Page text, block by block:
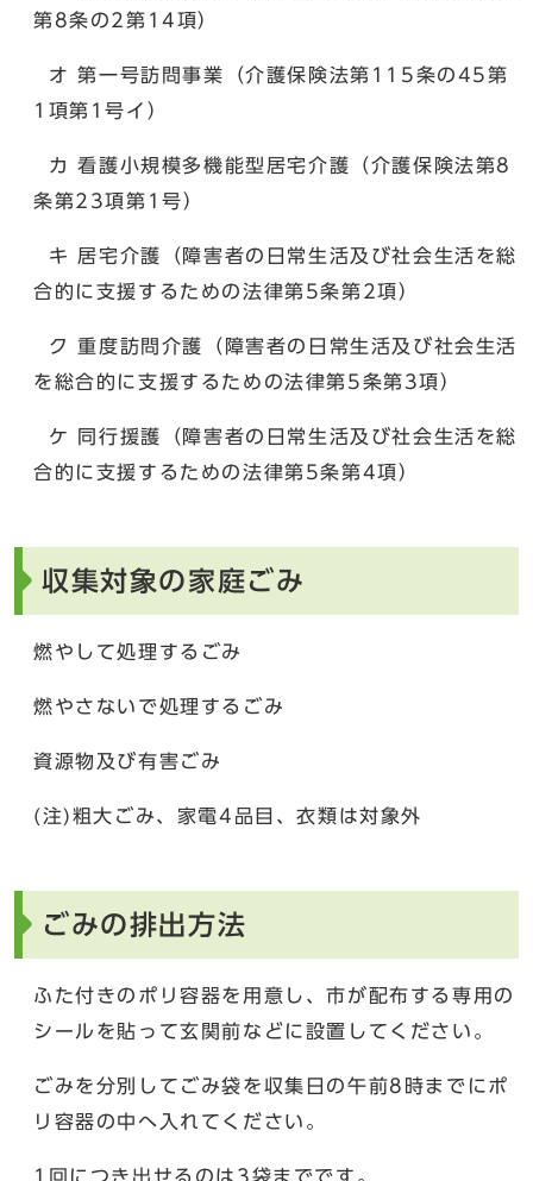
第8条の2第14項）
オ 第一号訪問事業（介護保険法第115条の45第
1項第1号イ）
カ 看護小規模多機能型居宅介護（介護保険法第8
条第23項第1号）
キ 居宅介護（障害者の日常生活及び社会生活を総
合的に支援するための法律第5条第2項）
ク 重度訪問介護（障害者の日常生活及び社会生活
を総合的に支援するための法律第5条第3項）
ケ 同行援護（障害者の日常生活及び社会生活を総
合的に支援するための法律第5条第4項）
収集対象の家庭ごみ
燃やして処理するごみ
燃やさないで処理するごみ
資源物及び有害ごみ
(注)粗大ごみ、家電4品目、衣類は対象外
ごみの排出方法
ふた付きのポリ容器を用意し、市が配布する専用の
シールを貼って玄関前などに設置してください。
ごみを分別してごみ袋を収集日の午前8時までにポ
リ容器の中へ入れてください。
1回につき出せるのは3袋までです。